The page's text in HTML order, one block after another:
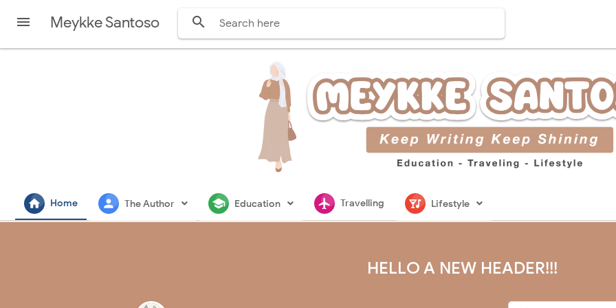
 Meykke Santoso 
home Home person The Author school Education flightsmodeTravelling nightlife Lifestyle
HELLO A NEW HEADER!!!